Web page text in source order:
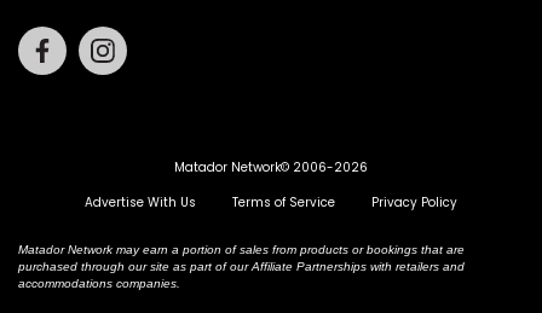
Facebook
Matador Network© 2006-2026
Advertise With Us
Terms of Service Privacy Policy
Matador Network may earn a portion of sales from products or bookings that are
purchased through our site as part of our Affiliate Partnerships with retailers and
accommodations companies.